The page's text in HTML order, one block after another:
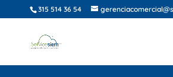
315 514 36 54